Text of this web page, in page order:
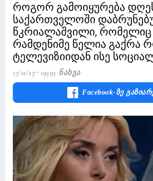
როგორ გამოიყურება
საქართველოში
წკრიალაშვილი, რომელიც
რამდენიმე წელია გაქრა
ტელევიზიიდან ისე
17/11/23 19595 Ნახვა
Facebook-Ზე